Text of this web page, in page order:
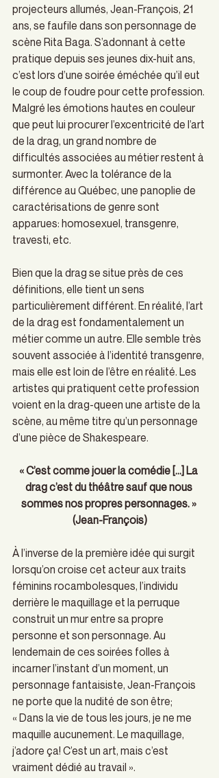
projecteurs allumés, Jean-François, 21
ans, se faufile dans son personnage de
scène Rita Baga. S’adonnant à cette
pratique depuis ses jeunes dix-huit ans,
c’est lors d’une soirée éméchée qu’il eut
le coup de foudre pour cette profession.
Malgré les émotions hautes en couleur
que peut lui procurer l’excentricité de l’art
de la drag, un grand nombre de
difficultés associées au métier restent à
surmonter. Avec la tolérance de la
différence au Québec, une panoplie de
caractérisations de genre sont
apparues: homosexuel, transgenre,
travesti, etc.
Bien que la drag se situe près de ces
définitions, elle tient un sens
particulièrement différent. En réalité, l’art
de la drag est fondamentalement un
métier comme un autre. Elle semble très
souvent associée à l’identité transgenre,
mais elle est loin de l’être en réalité. Les
artistes qui pratiquent cette profession
voient en la drag-queen une artiste de la
scène, au même titre qu’un personnage
d’une pièce de Shakespeare.
« C’est comme jouer la comédie […] La
drag c’est du théâtre sauf que nous
sommes nos propres personnages. »
(Jean-François)
À l’inverse de la première idée qui surgit
lorsqu’on croise cet acteur aux traits
féminins rocambolesques, l’individu
derrière le maquillage et la perruque
construit un mur entre sa propre
personne et son personnage. Au
lendemain de ces soirées folles à
incarner l’instant d’un moment, un
personnage fantaisiste, Jean-François
ne porte que la nudité de son être;
« Dans la vie de tous les jours, je ne me
maquille aucunement. Le maquillage,
j’adore ça! C’est un art, mais c’est
vraiment dédié au travail ».